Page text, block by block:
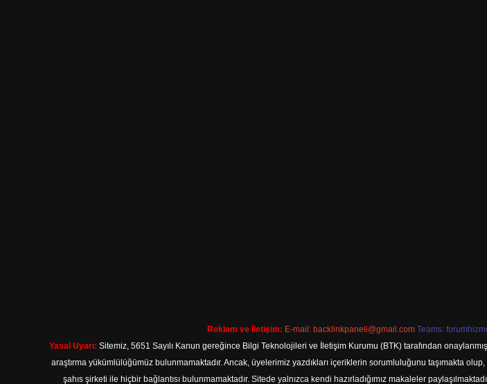
Reklam ve İletişim: E-mail: backlinkpaneli@gmail.com Teams:
Yasal Uyarı: Sitemiz, 5651 Sayılı Kanun gereğince Bilgi Teknolojileri ve İletişim Kurumu (BTK) tarafından
araştırma yükümlülüğümüz bulunmamaktadır. Ancak, üyelerimiz yazdıkları içeriklerin sorumluluğunu taşımakta
şahıs şirketi ile hiçbir bağlantısı bulunmamaktadır. Sitede yalnızca kendi hazırladığımız makaleler